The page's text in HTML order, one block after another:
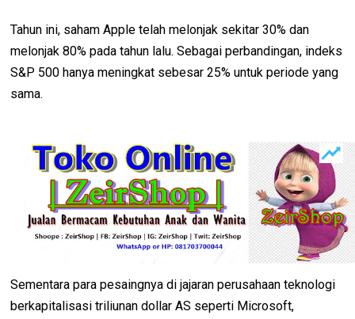
Tahun ini, saham Apple telah melonjak sekitar 30% dan
melonjak 80% pada tahun lalu. Sebagai perbandingan, indeks
S&P 500 hanya meningkat sebesar 25% untuk periode yang
sama.
Sementara para pesaingnya di jajaran perusahaan teknologi
berkapitalisasi triliunan dollar AS seperti Microsoft,